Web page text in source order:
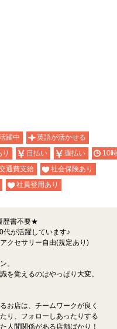
躍中
英語が活かせる
日払い 週払い
10
通費支給
社会保険あり
社員登用あり
歴書不要★
が活躍しています♪
クセサリー自由(規定あり)
。
を覚えるのはやっぱり大変。
お店は、チームワークが良く
り、フォローしあったりする
人間関係がある店舗ばかり！